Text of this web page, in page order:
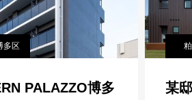
多区
PALAZZO博多
某